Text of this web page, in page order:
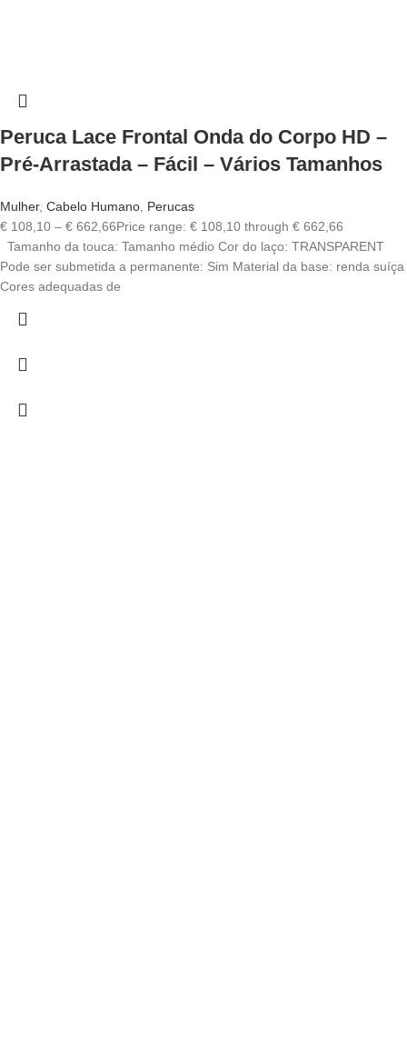
Peruca Lace Frontal Onda do Corpo HD –
Pré-Arrastada – Fácil – Vários Tamanhos
Mulher, Cabelo Humano, Perucas
€ 108,10 – € 662,66Price range: € 108,10 through € 662,66
Tamanho da touca: Tamanho médio Cor do laço: TRANSPARENT
Pode ser submetida a permanente: Sim Material da base: renda suíça
Cores adequadas de